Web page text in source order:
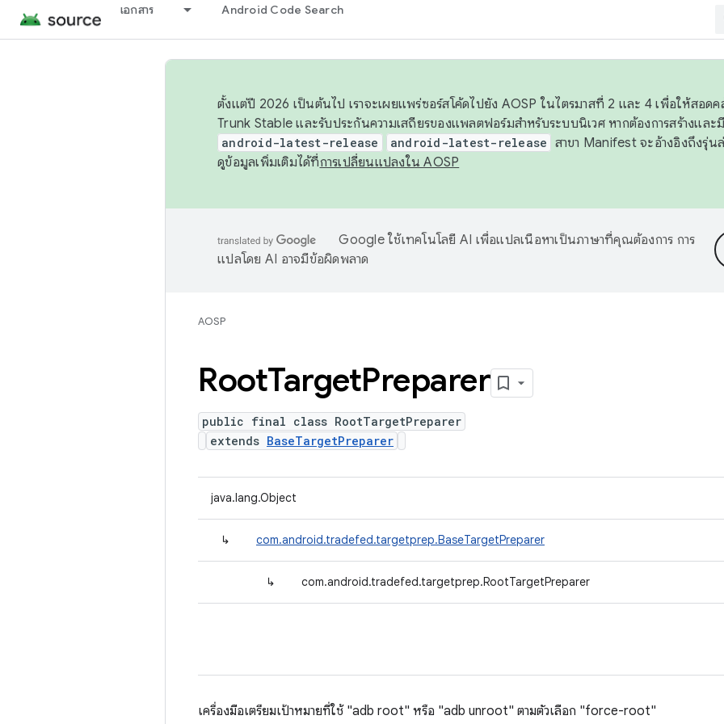
เอกสาร Android Code Search
ตั้งแต่ปี 2026 เป็นต้นไป เราจะเผยแพร่ซอร์สโค้ดไปยัง AOSP ในไตรมาสที่ 2 และ 4 เพื่อให้สอด
Trunk Stable และรับประกันความเสถียรของแพลตฟอร์มสำหรับระบบนิเวศ หากต้องการสร้างและ
android-latest-release android-latest-release สาขา Manifest จะอ้างอิงถึงรุ่
ดูข้อมูลเพิ่มเติมได้ที่การเปลี่ยนแปลงใน AOSP
Google ใช้เทคโนโลยี AI เพื่อแปลเนื้อหาเป็นภาษาที่คุณต้องการ การ
แปลโดย AI อาจมีข้อผิดพลาด
AOSP
RootTargetPreparer
public final class RootTargetPreparer
extends BaseTargetPreparer
java.lang.Object
↳ com.android.tradefed.targetprep.BaseTargetPreparer
↳ com.android.tradefed.targetprep.RootTargetPreparer
เครื่องมือเตรียมเป้าหมายที่ใช้ "adb root" หรือ "adb unroot" ตามตัวเลือก "force-root"